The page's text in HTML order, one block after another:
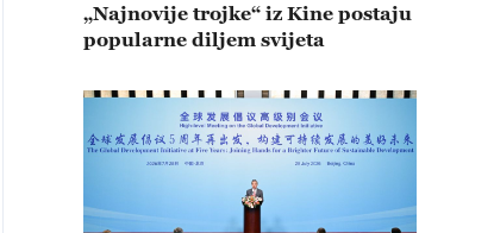
„Najnovije trojke“ iz Kine postaju
popularne diljem svijeta